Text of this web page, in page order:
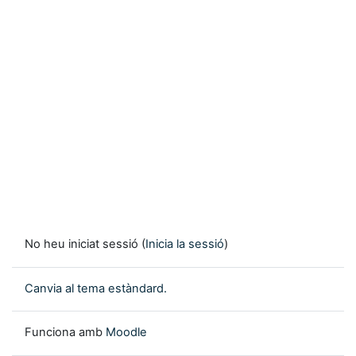
No heu iniciat sessió (Inicia la sessió)
Canvia al tema estàndard.
Funciona amb Moodle